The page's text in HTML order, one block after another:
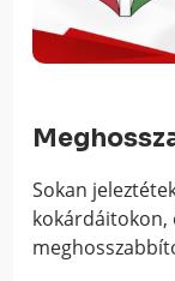
Sokan
kokárdáitokon,